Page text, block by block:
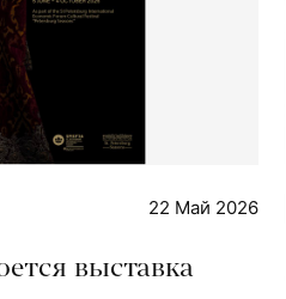
22 Май 2026
выставка